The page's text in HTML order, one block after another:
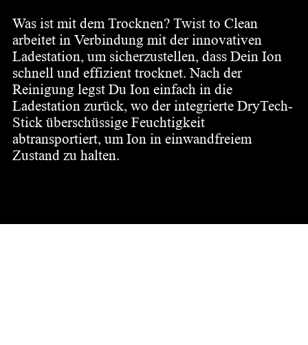
Was ist mit dem Trocknen? Twist to Clean
arbeitet in Verbindung mit der innovativen
Ladestation, um sicherzustellen, dass Dein Ion
schnell und effizient trocknet. Nach der
Reinigung legst Du Ion einfach in die
Ladestation zurück, wo der integrierte DryTech-
Stick überschüssige Feuchtigkeit
abtransportiert, um Ion in einwandfreiem
Zustand zu halten.